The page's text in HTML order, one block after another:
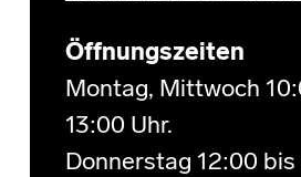
Öffnungszeiten
Montag, Mittwoch
13:00 Uhr.
Donnerstag 12:00 bis